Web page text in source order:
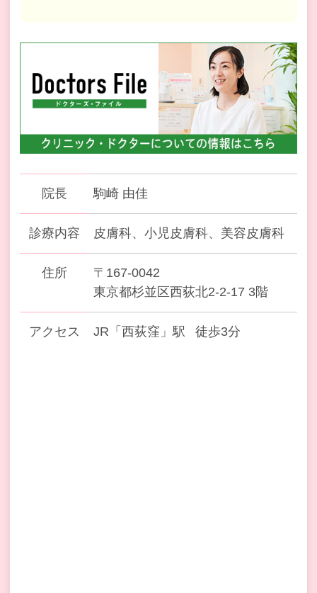
院長 駒崎 由佳
診療内容 皮膚科、小児皮膚科、美容皮膚科
住所
〒167-0042
東京都杉並区西荻北2-2-17 3階
アクセス JR「西荻窪」駅 徒歩3分